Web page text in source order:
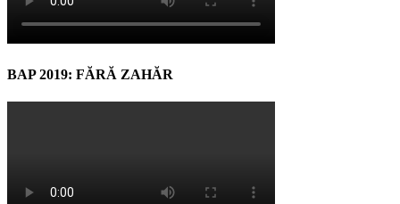
BAP 2019: FĂRĂ ZAHĂR